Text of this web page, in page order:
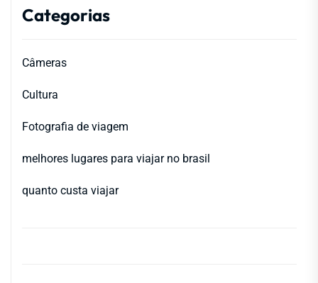
Categorias
Câmeras
Cultura
Fotografia de viagem
melhores lugares para viajar no brasil
quanto custa viajar